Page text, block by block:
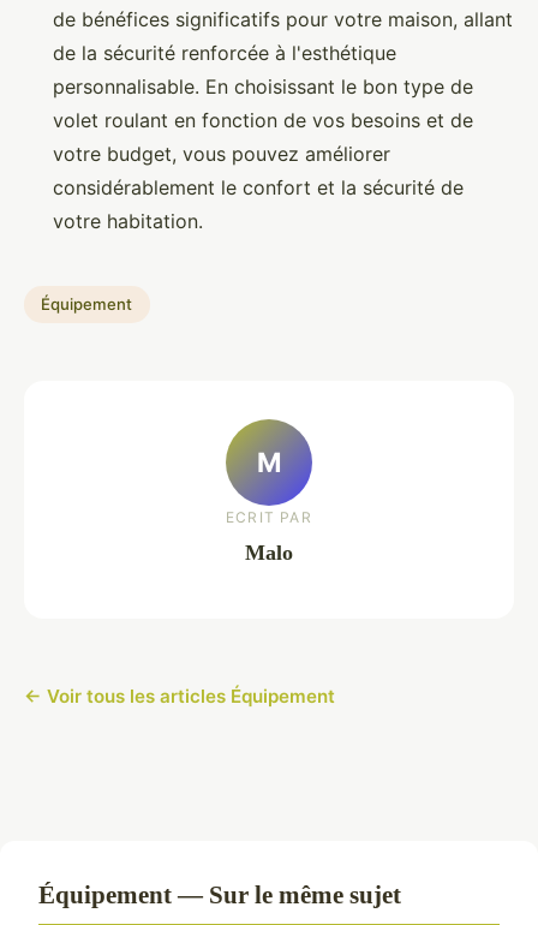
de bénéfices significatifs pour votre maison, allant
de la sécurité renforcée à l'esthétique
personnalisable. En choisissant le bon type de
volet roulant en fonction de vos besoins et de
votre budget, vous pouvez améliorer
considérablement le confort et la sécurité de
votre habitation.
Équipement
M
ECRIT PAR
Malo
← Voir tous les articles Équipement
Équipement — Sur le même sujet